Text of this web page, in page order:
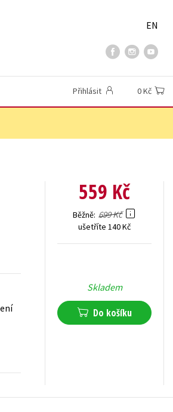
EN
Přihlásit 0 Kč
559 Kč
Běžně 699 Kč
ušetříte 140 Kč
Skladem
Do košíku